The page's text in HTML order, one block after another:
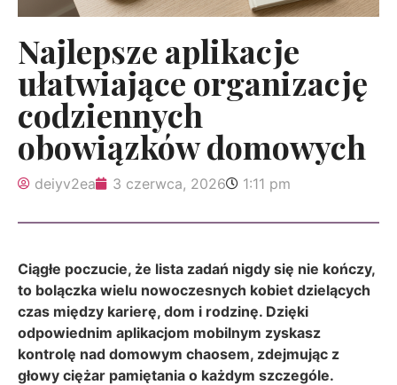
Najlepsze aplikacje
ułatwiające organizację
codziennych
obowiązków domowych
deiyv2ea 3 czerwca, 2026 1:11 pm
Ciągłe poczucie, że lista zadań nigdy się nie kończy,
to bolączka wielu nowoczesnych kobiet dzielących
czas między karierę, dom i rodzinę. Dzięki
odpowiednim aplikacjom mobilnym zyskasz
kontrolę nad domowym chaosem, zdejmując z
głowy ciężar pamiętania o każdym szczególe.